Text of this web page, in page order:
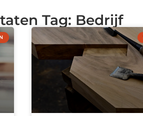
Tag: Bedrijf